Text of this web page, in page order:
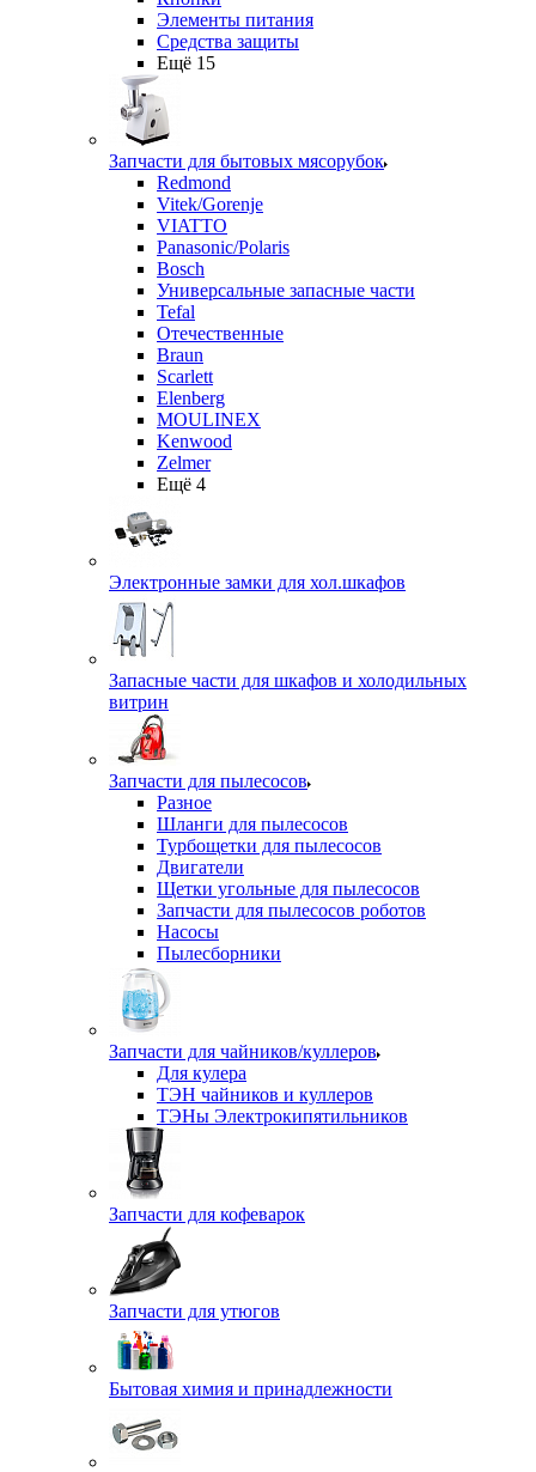
Элементы питания
Средства защиты
Ещё 15
Запчасти для бытовых мясорубок
Redmond
Vitek/Gorenje
VIATTO
Panasonic/Polaris
Bosch
Универсальные запасные части
Tefal
Отечественные
Braun
Scarlett
Elenberg
MOULINEX
Kenwood
Zelmer
Ещё 4
Электронные замки для хол.шкафов
Запасные части для шкафов и холодильных
витрин
Запчасти для пылесосов
Разное
Шланги для пылесосов
Турбощетки для пылесосов
Двигатели
Щетки угольные для пылесосов
Запчасти для пылесосов роботов
Насосы
Пылесборники
Запчасти для чайников/куллеров
Для кулера
ТЭН чайников и куллеров
ТЭНы Электрокипятильников
Запчасти для кофеварок
Запчасти для утюгов
Бытовая химия и принадлежности